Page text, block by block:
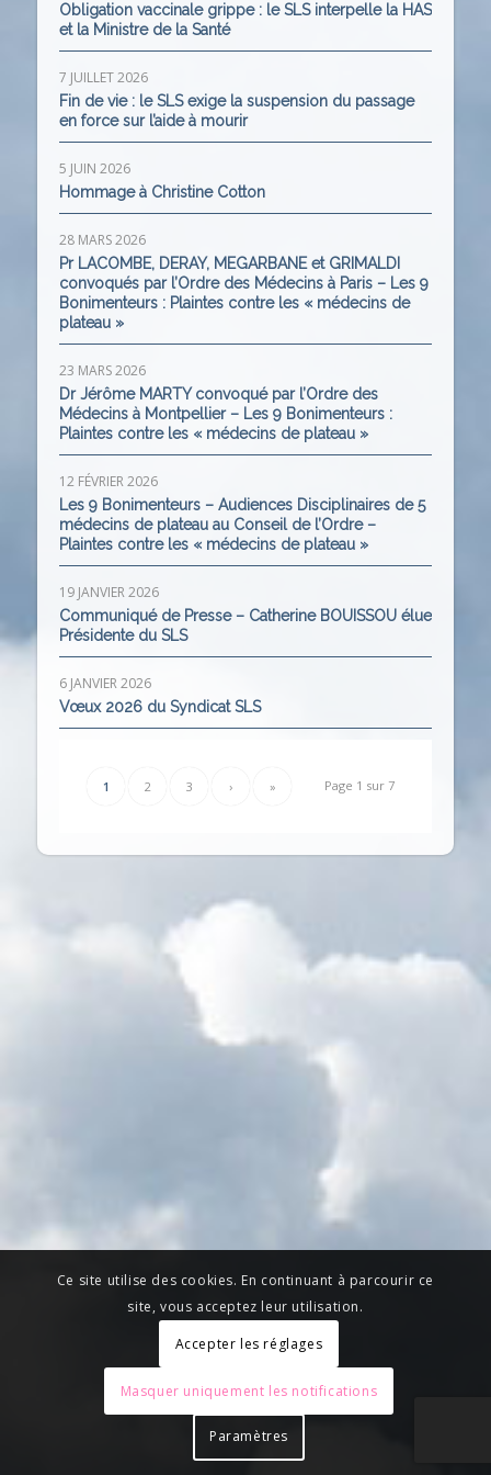
Obligation vaccinale grippe : le SLS interpelle la HAS
et la Ministre de la Santé
7 JUILLET 2026
Fin de vie : le SLS exige la suspension du passage
en force sur l’aide à mourir
5 JUIN 2026
Hommage à Christine Cotton
28 MARS 2026
Pr LACOMBE, DERAY, MEGARBANE et GRIMALDI
convoqués par l’Ordre des Médecins à Paris – Les 9
Bonimenteurs : Plaintes contre les « médecins de
plateau »
23 MARS 2026
Dr Jérôme MARTY convoqué par l’Ordre des
Médecins à Montpellier – Les 9 Bonimenteurs :
Plaintes contre les « médecins de plateau »
12 FÉVRIER 2026
Les 9 Bonimenteurs – Audiences Disciplinaires de 5
médecins de plateau au Conseil de l’Ordre –
Plaintes contre les « médecins de plateau »
19 JANVIER 2026
Communiqué de Presse – Catherine BOUISSOU élue
Présidente du SLS
6 JANVIER 2026
Vœux 2026 du Syndicat SLS
Page 1 sur 7
1 2 3 › »
Ce site utilise des cookies. En continuant à parcourir ce
site, vous acceptez leur utilisation.
Accepter les réglages
Masquer uniquement les notifications
Paramètres